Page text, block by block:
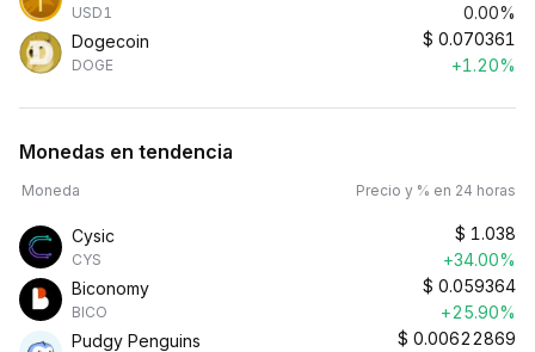
USD1
0.00%
Dogecoin
DOGE
$ 0.070361
+1.20%
Monedas en tendencia
Moneda Precio y % en 24 horas
Cysic
CYS
$ 1.038
+34.00%
Biconomy
BICO
$ 0.059364
+25.90%
Pudgy Penguins
$ 0.00622869